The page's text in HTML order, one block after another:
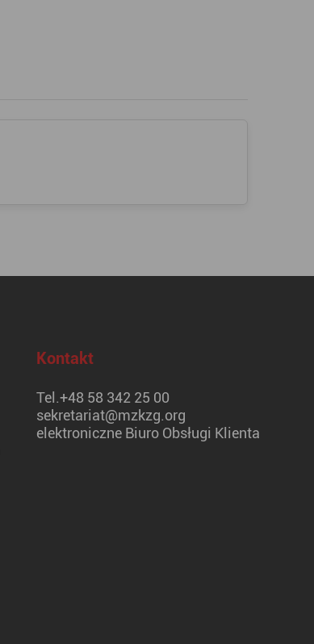
Kontakt
Tel.+48 58 342 25 00
sekretariat@mzkzg.org
elektroniczne Biuro Obsługi Klienta